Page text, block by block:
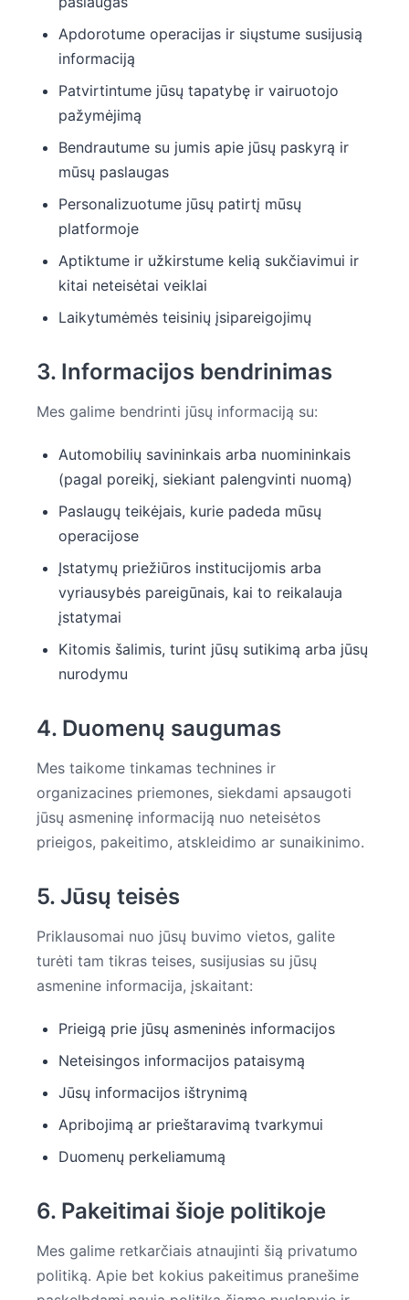
Apdorotume operacijas ir siųstume susijusią
informaciją
Patvirtintume jūsų tapatybę ir vairuotojo
pažymėjimą
Bendrautume su jumis apie jūsų paskyrą ir
mūsų paslaugas
Personalizuotume jūsų patirtį mūsų
platformoje
Aptiktume ir užkirstume kelią sukčiavimui ir
kitai neteisėtai veiklai
Laikytumėmės teisinių įsipareigojimų
3. Informacijos bendrinimas
Mes galime bendrinti jūsų informaciją su:
Automobilių savininkais arba nuomininkais
(pagal poreikį, siekiant palengvinti nuomą)
Paslaugų teikėjais, kurie padeda mūsų
operacijose
Įstatymų priežiūros institucijomis arba
vyriausybės pareigūnais, kai to reikalauja
įstatymai
Kitomis šalimis, turint jūsų sutikimą arba jūsų
nurodymu
4. Duomenų saugumas
Mes taikome tinkamas technines ir
organizacines priemones, siekdami apsaugoti
jūsų asmeninę informaciją nuo neteisėtos
prieigos, pakeitimo, atskleidimo ar sunaikinimo.
5. Jūsų teisės
Priklausomai nuo jūsų buvimo vietos, galite
turėti tam tikras teises, susijusias su jūsų
asmenine informacija, įskaitant:
Prieigą prie jūsų asmeninės informacijos
Neteisingos informacijos pataisymą
Jūsų informacijos ištrynimą
Apribojimą ar prieštaravimą tvarkymui
Duomenų perkeliamumą
6. Pakeitimai šioje politikoje
Mes galime retkarčiais atnaujinti šią privatumo
politiką. Apie bet kokius pakeitimus pranešime